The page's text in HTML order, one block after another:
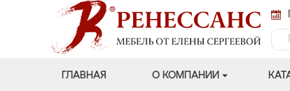
ГЛАВНАЯ О КОМПАНИИ